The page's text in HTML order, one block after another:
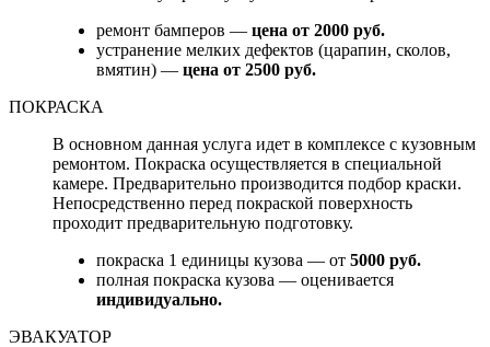
ремонт бамперов — цена от 2000 руб.
устранение мелких дефектов (царапин, сколов,
вмятин) — цена от 2500 руб.
ПОКРАСКА
В основном данная услуга идет в комплексе с кузовным
ремонтом. Покраска осуществляется в специальной
камере. Предварительно производится подбор краски.
Непосредственно перед покраской поверхность
проходит предварительную подготовку.
покраска 1 единицы кузова — от 5000 руб.
полная покраска кузова — оценивается
индивидуально.
ЭВАКУАТОР